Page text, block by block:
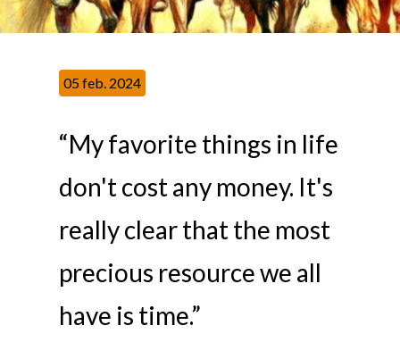
05 feb. 2024
“My favorite things in life
don't cost any money. It's
really clear that the most
precious resource we all
have is time.”